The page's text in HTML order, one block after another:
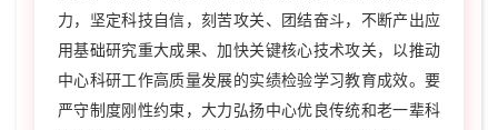
力，坚定科技自信，刻苦攻关、团结奋斗，不断产出应
用基础研究重大成果、加快关键核心技术攻关，以推动
中心科研工作高质量发展的实绩检验学习教育成效。要
严守制度刚性约束，大力弘扬中心优良传统和老一辈科